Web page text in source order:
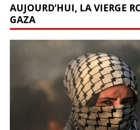
AUJOURD’HUI, LA VIERGE
GAZA